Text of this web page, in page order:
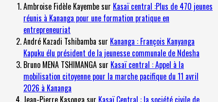
Ambroise Fidèle Kayembesur Kasaï central :Plus de 470 jeunes
réunis à Kananga pour une formation pratique en
entrepreneuriat
André Kazadi Tshibamba sur Kananga : François Kanyanga
Kapuku élu président de la jeunesse communale de Ndesha
Bruno MENA TSHIMANGAsur Kasaï central : Appel à la
mobilisation citoyenne pour la marche pacifique du 11 avril
2026 à Kananga